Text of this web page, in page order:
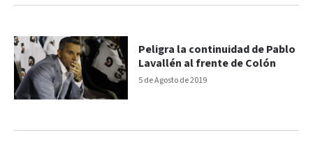
5 de Agosto de 2019
Peligra la continuidad de Pablo
Lavallén al frente de Colón